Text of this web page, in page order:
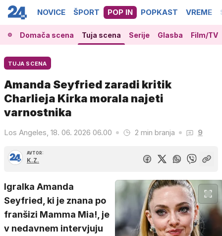
NOVICE ŠPORT POP IN POPKAST VREME
Domača scena Tuja scena Serije Glasba Film/TV
TUJA SCENA
Amanda Seyfried zaradi kritik
Charlieja Kirka morala najeti
varnostnika
Los Angeles, 18. 06. 2026 06.00 2 min branja 9
AVTOR:
K.Z.
Igralka Amanda
Seyfried, ki je znana po
franšizi Mamma Mia!, je
v nedavnem intervjuju